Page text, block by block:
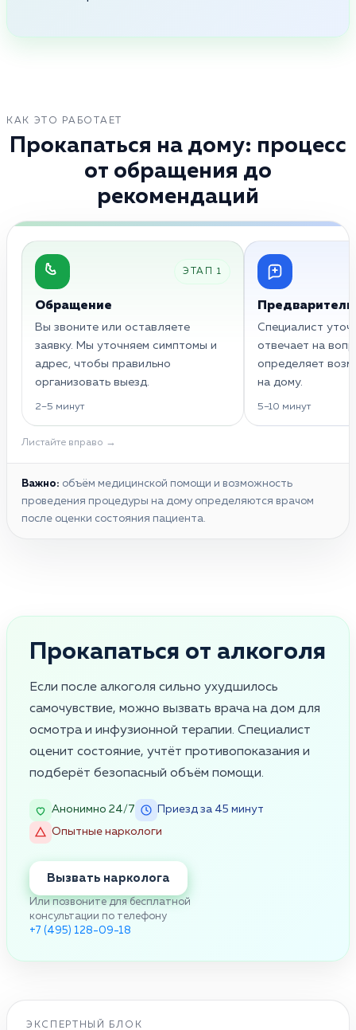
КАК ЭТО РАБОТАЕТ
Прокапаться на дому: процесс
от обращения до
рекомендаций
ЭТАП 1
Обращение
Вы звоните или оставляете
заявку. Мы уточняем симптомы и
адрес, чтобы правильно
организовать выезд.
2–5 минут
Специалист
отвечает на
определяет
на дому.
5–10 минут
Листайте вправо →
Важно: объём медицинской помощи и возможность
проведения процедуры на дому определяются врачом
после оценки состояния пациента.
Прокапаться от алкоголя
Если после алкоголя сильно ухудшилось
самочувствие, можно вызвать врача на дом для
осмотра и инфузионной терапии. Специалист
оценит состояние, учтёт противопоказания и
подберёт безопасный объём помощи.
Анонимно 24/7
Приезд за 45 минут
Опытные наркологи
Вызвать нарколога
Или позвоните для бесплатной
консультации по телефону
+7 (495) 128-09-18
ЭКСПЕРТНЫЙ БЛОК